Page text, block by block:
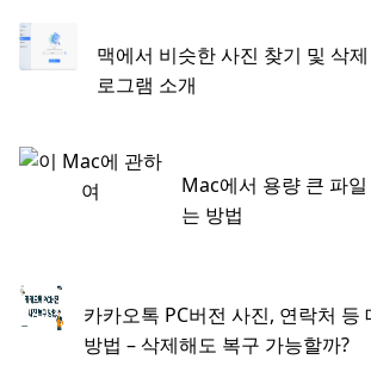
맥에서 비슷한 사진 찾기 및 삭
로그램 소개
Mac에서 용량 큰 파
는 방법
카카오톡 PC버전 사진, 연락처 등
방법 – 삭제해도 복구 가능할까?